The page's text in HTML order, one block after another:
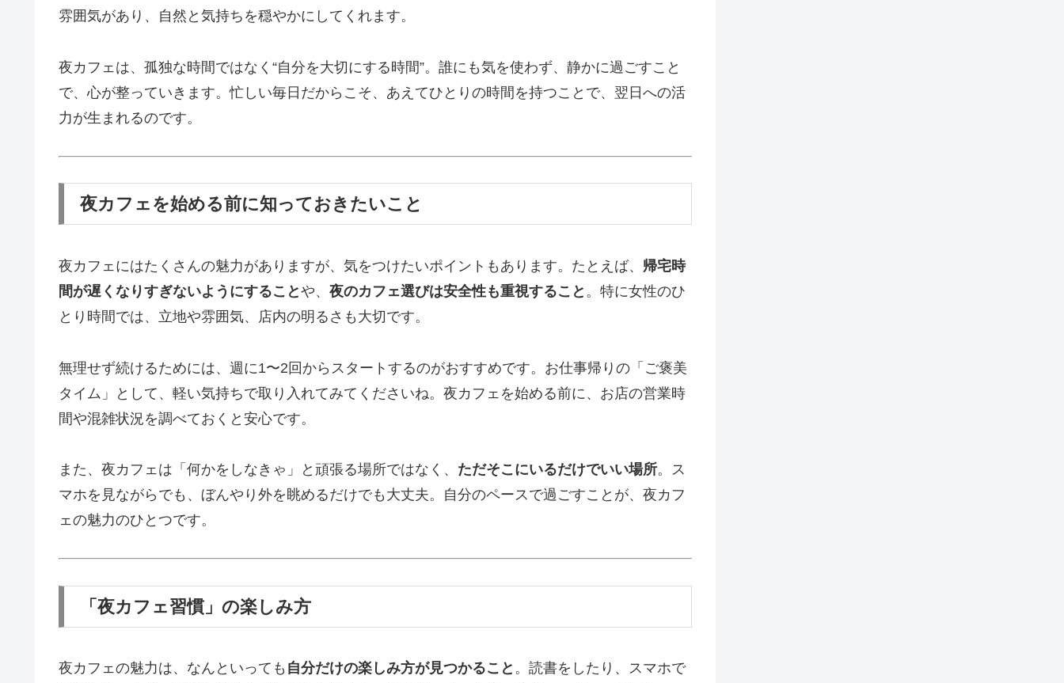
雰囲気があり、自然と気持ちを穏やかにしてくれます。
夜カフェは、孤独な時間ではなく“自分を大切にする時間”。誰にも気を使わず、静かに過ごすこと
で、心が整っていきます。忙しい毎日だからこそ、あえてひとりの時間を持つことで、翌日への活
力が生まれるのです。
夜カフェを始める前に知っておきたいこと
夜カフェにはたくさんの魅力がありますが、気をつけたいポイントもあります。たとえば、 帰宅時
間が遅くなりすぎないようにすることや、 夜のカフェ選びは安全性も重視すること 。特に女性のひ
とり時間では、立地や雰囲気、店内の明るさも大切です。
無理せず続けるためには、週に1〜2回からスタートするのがおすすめです。お仕事帰りの「ご褒美
タイム」として、軽い気持ちで取り入れてみてくださいね。夜カフェを始める前に、お店の営業時
間や混雑状況を調べておくと安心です。
また、夜カフェは「何かをしなきゃ」と頑張る場所ではなく、 ただそこにいるだけでいい場所。ス
マホを見ながらでも、ぼんやり外を眺めるだけでも大丈夫。自分のペースで過ごすことが、夜カフ
ェの魅力のひとつです。
「夜カフェ習慣」の楽しみ方
夜カフェの魅力は、なんといっても 自分だけの楽しみ方が見つかること 。読書をしたり、スマホで